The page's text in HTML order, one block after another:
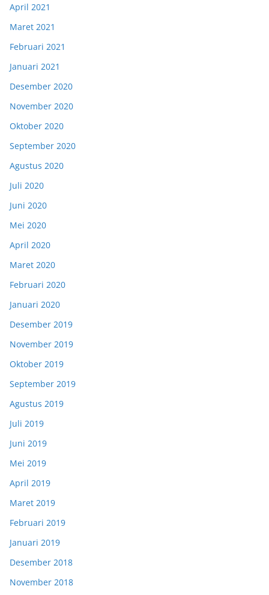
April 2021
Maret 2021
Februari 2021
Januari 2021
Desember 2020
November 2020
Oktober 2020
September 2020
Agustus 2020
Juli 2020
Juni 2020
Mei 2020
April 2020
Maret 2020
Februari 2020
Januari 2020
Desember 2019
November 2019
Oktober 2019
September 2019
Agustus 2019
Juli 2019
Juni 2019
Mei 2019
April 2019
Maret 2019
Februari 2019
Januari 2019
Desember 2018
November 2018